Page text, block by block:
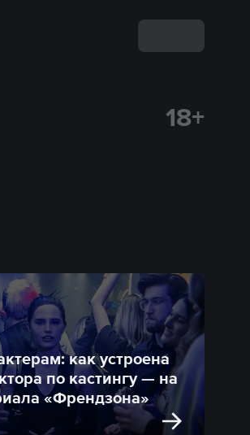
18+
как устроена
по кастингу — на
«Френдзона»